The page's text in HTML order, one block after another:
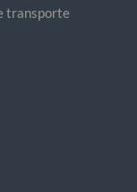
transporte